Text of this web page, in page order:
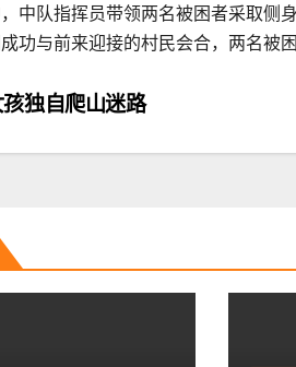
中队指挥员带领两名被困者采取侧
功与前来迎接的村民会合，两名被困
独自爬山迷路